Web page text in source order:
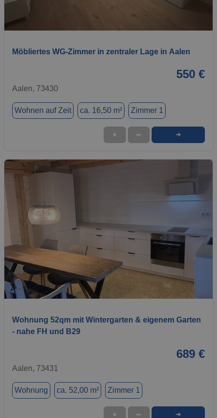
Möbliertes WG-Zimmer in zentraler Lage in Aalen
550 €
Aalen, 73430
Wohnen auf Zeit ca. 16,50 m² Zimmer 1
★ ➦ ➜
Wohnung 52qm mit Wintergarten & eigenem Garten
- nahe FH und B29
689 €
Aalen, 73431
Wohnung ca. 52,00 m² Zimmer 1
★ ➦ ➜